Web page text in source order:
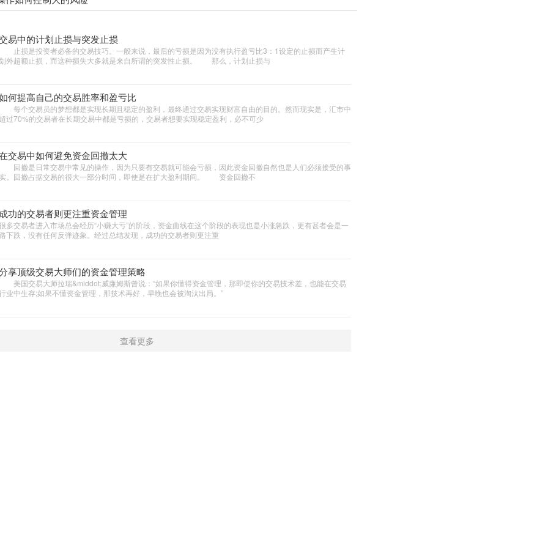
易中的计划止损与突发止损
损是投资者必备的交易技巧。一般来说，最后的亏损是因为没有执行盈亏比3：1设定的止损而产生计
外超额止损，而这种损失大多就是来自所谓的突发性止损。 那么，计划止损与
何提高自己的交易胜率和盈亏比
个交易员的梦想都是实现长期且稳定的盈利，最终通过交易实现财富自由的目的。然而现实是，汇市中
过70%的交易者在长期交易中都是亏损的，交易者想要实现稳定盈利，必不可少
交易中如何避免资金回撤太大
撤是日常交易中常见的操作，因为只要有交易就可能会亏损，因此资金回撤自然也是人们必须接受的事
。回撤占据交易的很大一部分时间，即使是在扩大盈利期间。 资金回撤不
功的交易者则更注重资金管理
多交易者进入市场总会经历“小赚大亏”的阶段，资金曲线在这个阶段的表现也是小涨急跌，更有甚者会是一
下跌，没有任何反弹迹象。经过总结发现，成功的交易者则更注重
享顶级交易大师们的资金管理策略
国交易大师拉瑞&middot;威廉姆斯曾说：“如果你懂得资金管理，那即使你的交易技术差，也能在交易
业中生存;如果不懂资金管理，那技术再好，早晚也会被淘汰出局。”
查看更多